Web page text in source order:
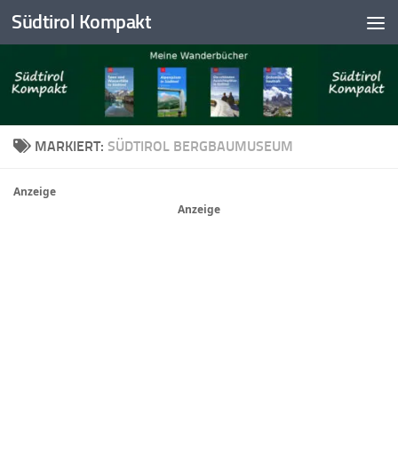
Skip to content
Südtirol Kompakt
MARKIERT: SÜDTIROL BERGBAUMUSEUM
Anzeige
Anzeige